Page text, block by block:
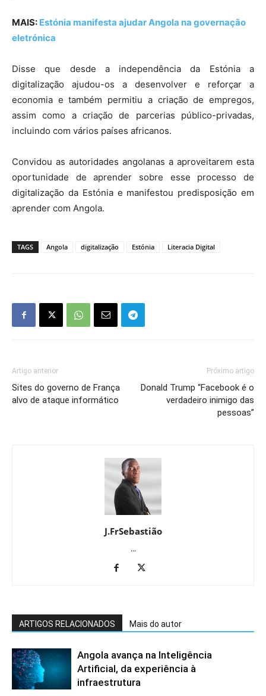
MAIS: Estónia manifesta ajudar Angola na governação
eletrónica
Disse que desde a independência da Estónia a
digitalização ajudou-os a desenvolver e reforçar a
economia e também permitiu a criação de empregos,
assim como a criação de parcerias público-privadas,
incluindo com vários países africanos.
Convidou as autoridades angolanas a aproveitarem esta
oportunidade de aprender sobre esse processo de
digitalização da Estónia e manifestou predisposição em
aprender com Angola.
TAGS Angola digitalização Estónia Literacia Digital
Artigo anterior
Sites do governo de França
alvo de ataque informático
Próximo artigo
Donald Trump “Facebook é o
verdadeiro inimigo das
pessoas”
J.FrSebastião
...
ARTIGOS RELACIONADOS Mais do autor
Angola avança na Inteligência
Artificial, da experiência à
infraestrutura